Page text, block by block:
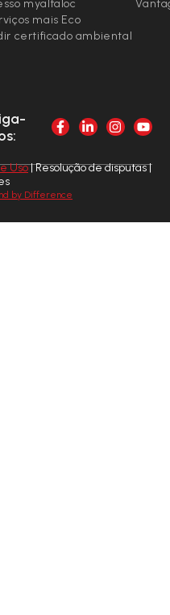
myalfaloc
mais Eco
certificado ambiental
Uso| Resolução de disputas |
by Difference